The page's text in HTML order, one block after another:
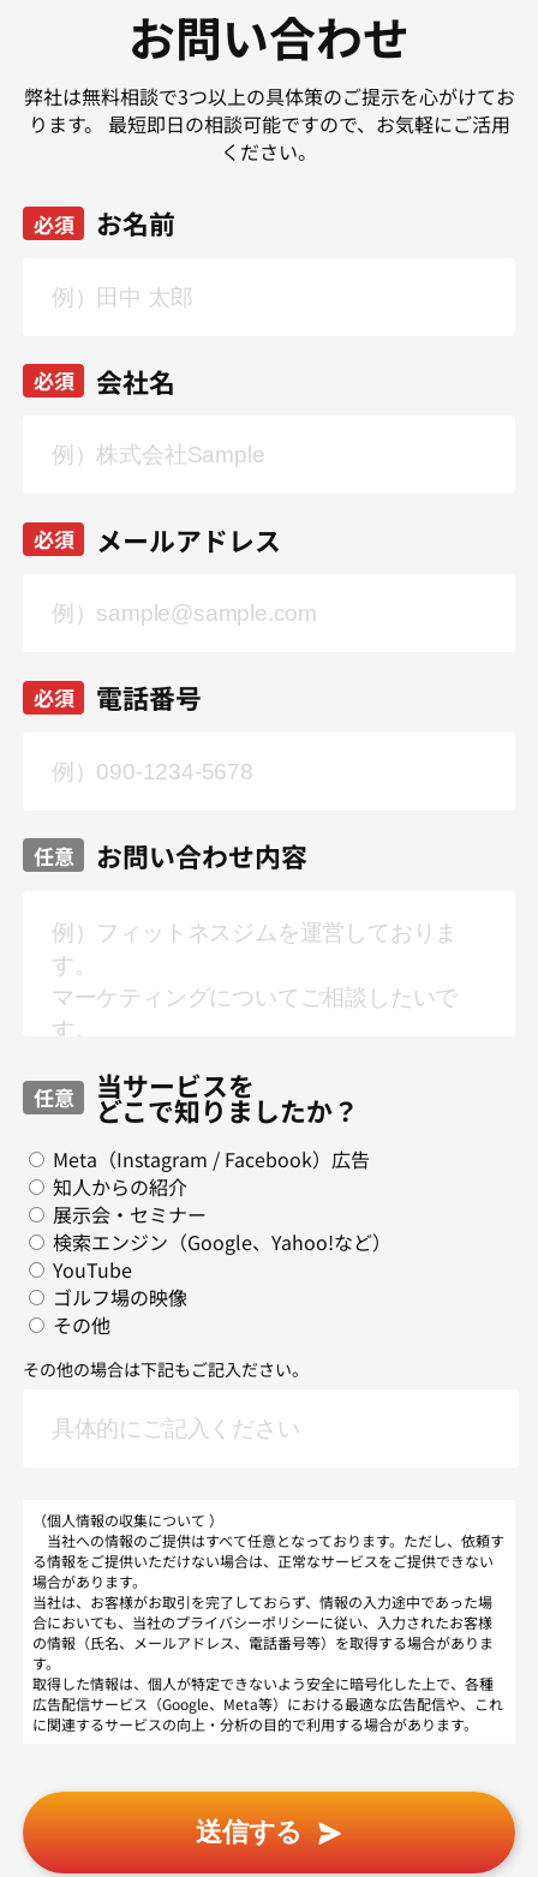
お問い合わせ
弊社は無料相談で3つ以上の具体策のご提示を心がけてお
ります。
最短即日の相談可能ですので、お気軽にご活用
ください。
お名前
必須
会社名
必須
メールアドレス
必須
電話番号
必須
お問い合わせ内容
任意
当サービスを
どこで知りましたか？
任意
Meta（Instagram / Facebook）広告
知人からの紹介
展示会・セミナー
検索エンジン（Google、Yahoo!など）
YouTube
ゴルフ場の映像
その他
その他の場合は下記もご記入ださい。
（個人情報の収集について ）
当社への情報のご提供はすべて任意となっております。ただし、依頼す
る情報をご提供いただけない場合は、正常なサービスをご提供できない
場合があります。
当社は、お客様がお取引を完了しておらず、情報の入力途中であった場
合においても、当社のプライバシーポリシーに従い、入力されたお客様
の情報（氏名、メールアドレス、電話番号等）を取得する場合がありま
す。
取得した情報は、個人が特定できないよう安全に暗号化した上で、各種
広告配信サービス（Google、Meta等）における最適な広告配信や、これ
に関連するサービスの向上・分析の目的で利用する場合があります。